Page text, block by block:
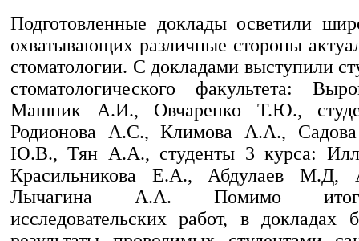
Подготовленные доклады осветили
охватывающих различные стороны
стоматологии. С докладами выступили
стоматологического факультета:
Машник А.И., Овчаренко Т.Ю.,
Родионова А.С., Климова А.А.,
Ю.В., Тян А.А., студенты 3 курса:
Красильникова Е.А., Абдулаев М.Д,
Лычагина А.А. Помимо
исследовательских работ, в